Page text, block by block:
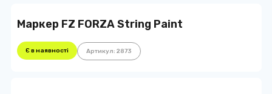
Маркер FZ FORZA String Paint
Є в наявності Артикул: 2873